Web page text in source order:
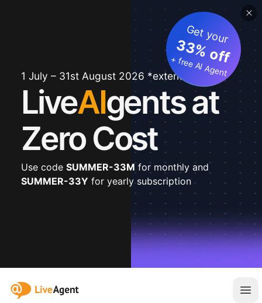
1 July – 31st August 2026 *extended
LiveAIgents at
Zero Cost
Get your
33% off
+ free AI Agent
Use code SUMMER-33Mfor monthly and
SUMMER-33Y for yearly subscription
:site.title